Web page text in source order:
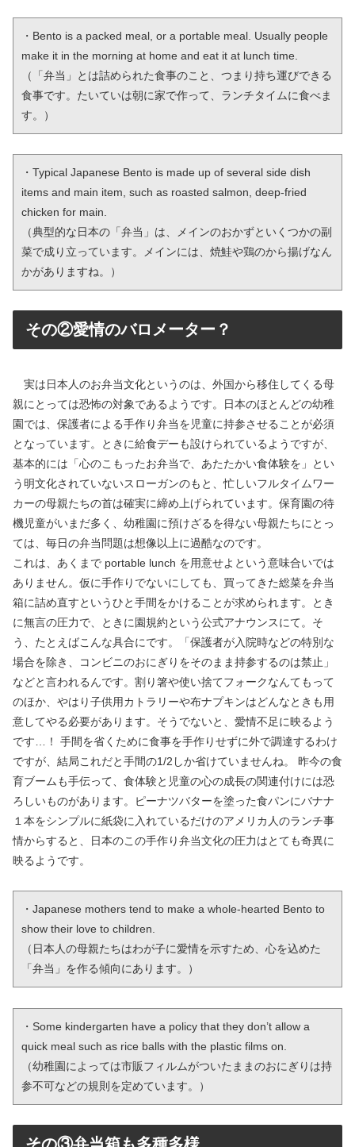
・Bento is a packed meal, or a portable meal. Usually people
make it in the morning at home and eat it at lunch time.
（「弁当」とは詰められた食事のこと、つまり持ち運びできる
食事です。たいていは朝に家で作って、ランチタイムに食べま
す。）
・Typical Japanese Bento is made up of several side dish
items and main item, such as roasted salmon, deep-fried
chicken for main.
（典型的な日本の「弁当」は、メインのおかずといくつかの副
菜で成り立っています。メインには、焼鮭や鶏のから揚げなん
かがありますね。）
その②愛情のバロメーター？
実は日本人のお弁当文化というのは、外国から移住してくる母
親にとっては恐怖の対象であるようです。日本のほとんどの幼稚
園では、保護者による手作り弁当を児童に持参させることが必須
となっています。ときに給食デーも設けられているようですが、
基本的には「心のこもったお弁当で、あたたかい食体験を」とい
う明文化されていないスローガンのもと、忙しいフルタイムワー
カーの母親たちの首は確実に締め上げられています。保育園の待
機児童がいまだ多く、幼稚園に預けざるを得ない母親たちにとっ
ては、毎日の弁当問題は想像以上に過酷なのです。
これは、あくまで portable lunch を用意せよという意味合いでは
ありません。仮に手作りでないにしても、買ってきた総菜を弁当
箱に詰め直すというひと手間をかけることが求められます。とき
に無言の圧力で、ときに園規約という公式アナウンスにて。そ
う、たとえばこんな具合にです。「保護者が入院時などの特別な
場合を除き、コンビニのおにぎりをそのまま持参するのは禁止」
などと言われるんです。割り箸や使い捨てフォークなんてもって
のほか、やはり子供用カトラリーや布ナプキンはどんなときも用
意してやる必要があります。そうでないと、愛情不足に映るよう
です…！ 手間を省くために食事を手作りせずに外で調達するわけ
ですが、結局これだと手間の1/2しか省けていませんね。 昨今の食
育ブームも手伝って、食体験と児童の心の成長の関連付けには恐
ろしいものがあります。ピーナツバターを塗った食パンにバナナ
１本をシンプルに紙袋に入れているだけのアメリカ人のランチ事
情からすると、日本のこの手作り弁当文化の圧力はとても奇異に
映るようです。
・Japanese mothers tend to make a whole-hearted Bento to
show their love to children.
（日本人の母親たちはわが子に愛情を示すため、心を込めた
「弁当」を作る傾向にあります。）
・Some kindergarten have a policy that they don’t allow a
quick meal such as rice balls with the plastic films on.
（幼稚園によっては市販フィルムがついたままのおにぎりは持
参不可などの規則を定めています。）